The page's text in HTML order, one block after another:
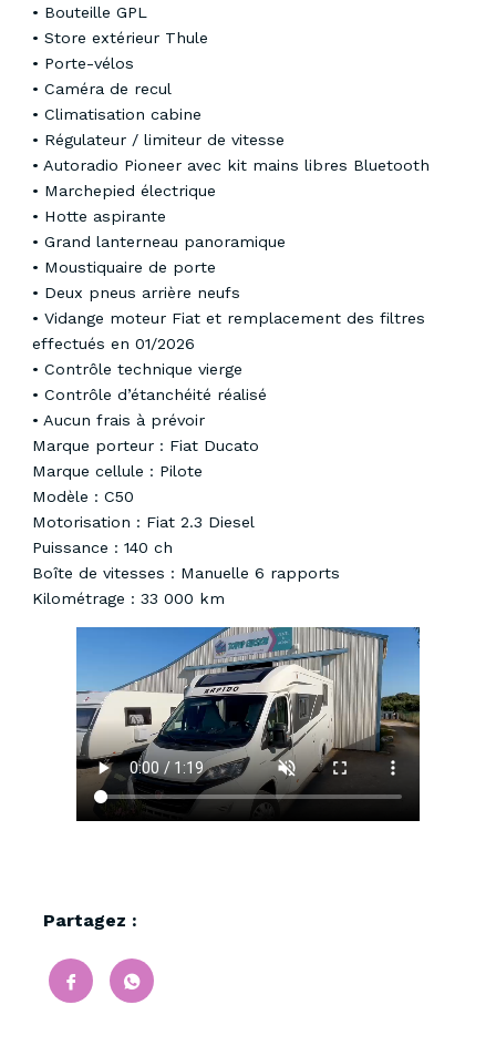
•⁠ ⁠Bouteille GPL
•⁠ ⁠Store extérieur Thule
•⁠ ⁠Porte-vélos
•⁠ ⁠Caméra de recul
•⁠ ⁠Climatisation cabine
•⁠ ⁠Régulateur / limiteur de vitesse
•⁠ ⁠Autoradio Pioneer avec kit mains libres Bluetooth
•⁠ ⁠Marchepied électrique
•⁠ ⁠Hotte aspirante
•⁠ ⁠Grand lanterneau panoramique
•⁠ ⁠Moustiquaire de porte
•⁠ ⁠Deux pneus arrière neufs
•⁠ ⁠Vidange moteur Fiat et remplacement des filtres
effectués en 01/2026
•⁠ ⁠Contrôle technique vierge
•⁠ ⁠Contrôle d’étanchéité réalisé
•⁠ ⁠Aucun frais à prévoir
Marque porteur : Fiat Ducato
Marque cellule : Pilote
Modèle : C50
Motorisation : Fiat 2.3 Diesel
Puissance : 140 ch
Boîte de vitesses : Manuelle 6 rapports
Kilométrage : 33 000 km
Partagez :